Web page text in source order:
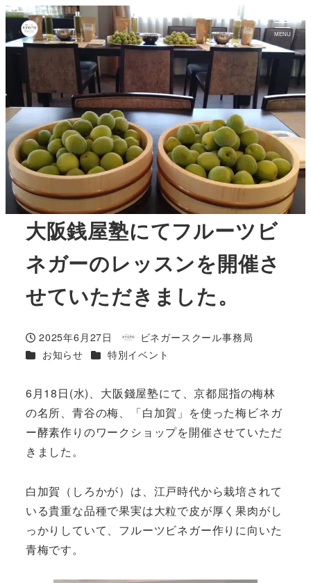
MENU
大阪銭屋塾にてフルーツビ
ネガーのレッスンを開催さ
せていただきました。
投稿日
2025年6月27日
著
者
ビネガースクール事務局
カテゴリー
お知らせ カテゴリー
特別イベント
6月18日(水)、大阪錢屋塾にて、京都屈指の梅林
の名所、青谷の梅、「白加賀」を使った梅ビネガ
ー酵素作りのワークショップを開催させていただ
きました。
白加賀（しろかが）は、江戸時代から栽培されて
いる貴重な品種で果実は大粒で皮が厚く果肉がし
っかりしていて、フルーツビネガー作りに向いた
青梅です。